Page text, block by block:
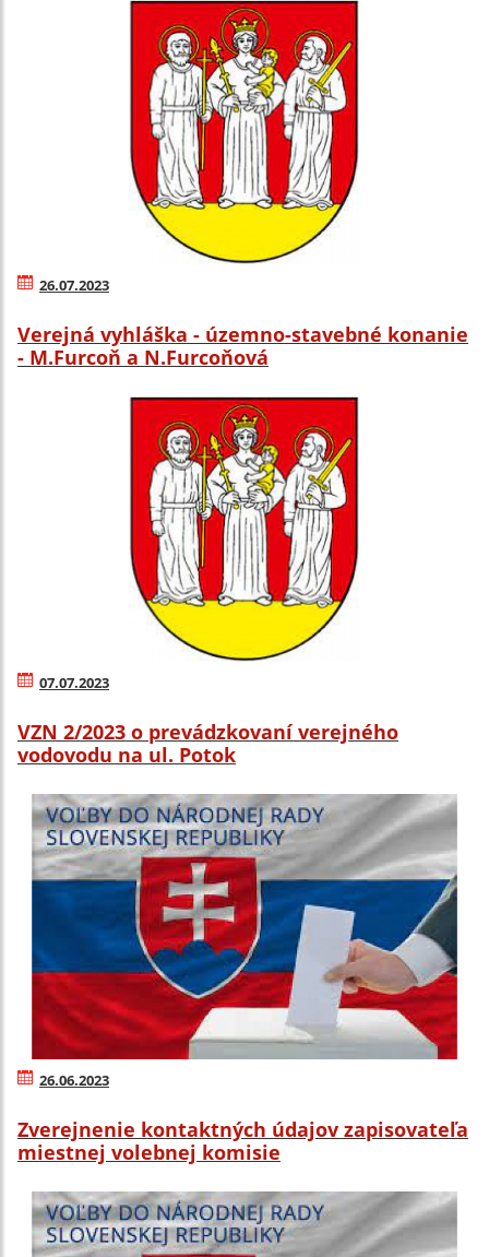
26.07.2023
Verejná vyhláška - územno-stavebné konanie
- M.Furcoň a N.Furcoňová
07.07.2023
VZN 2/2023 o prevádzkovaní verejného
vodovodu na ul. Potok
26.06.2023
Zverejnenie kontaktných údajov zapisovateľa
miestnej volebnej komisie